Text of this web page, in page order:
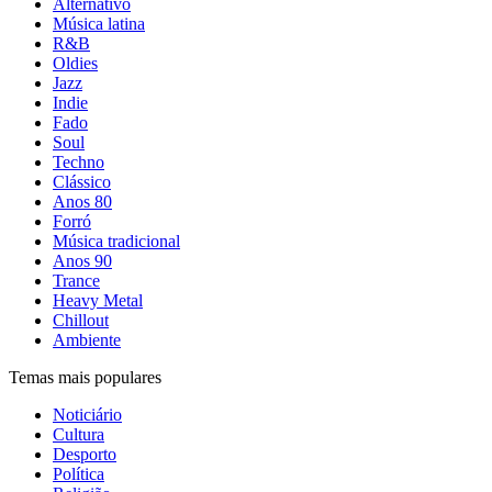
Alternativo
Música latina
R&B
Oldies
Jazz
Indie
Fado
Soul
Techno
Clássico
Anos 80
Forró
Música tradicional
Anos 90
Trance
Heavy Metal
Chillout
Ambiente
Temas mais populares
Noticiário
Cultura
Desporto
Política